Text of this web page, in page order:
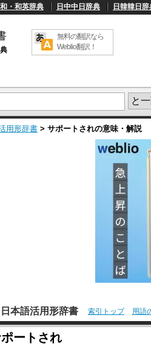
・和英辞典 日中中日辞典 日韓韓日辞
無料の翻訳なら
Weblio翻訳！
用形辞書 > サポートされの意味・解説
日本語活用形辞書 索引トップ 用語
ートされ